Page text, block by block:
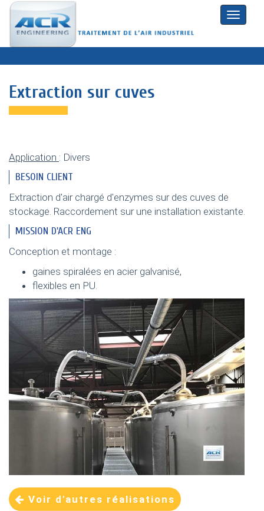
Toggle
Extraction sur cuves
Application : Divers
BESOIN CLIENT
Extraction d'air chargé d'enzymes sur des cuves de
stockage. Raccordement sur une installation existante.
MISSION D'ACR ENG
Conception et montage :
gaines spiralées en acier galvanisé,
flexibles en PU.
Voir d'autres réalisations